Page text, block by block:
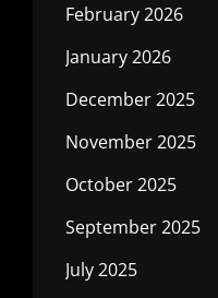
February 2026
January 2026
December 2025
November 2025
October 2025
September 2025
July 2025